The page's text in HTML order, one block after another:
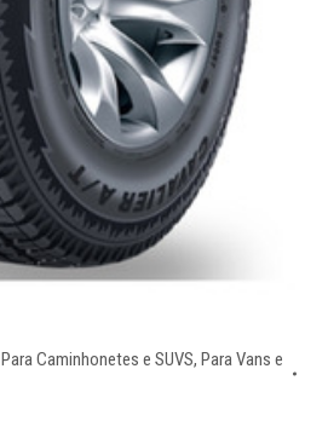
Para Caminhonetes e SUVS, Para Vans e